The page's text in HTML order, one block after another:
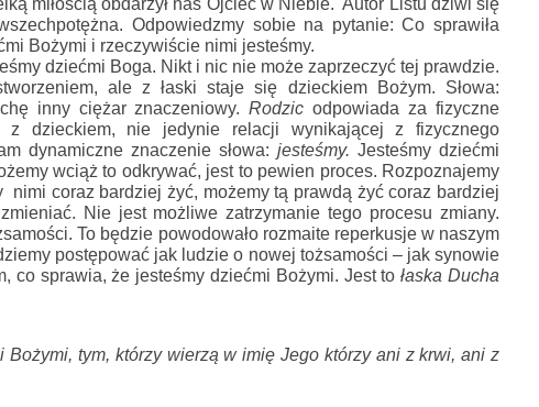
Odpowiedzmy sobie na pytanie: Co sprawiła
Bożymi i rzeczywiście nimi jesteśmy.
inny ciężar znaczeniowy. Rodzic odpowiada za fizyczne
dzieckiem, nie jedynie relacji wynikającej z fizycznego
dynamiczne znaczenie słowa: jesteśmy. Jesteśmy dziećmi
wciąż to odkrywać, jest to pewien proces. Rozpoznajemy
nimi coraz bardziej żyć, możemy tą prawdą żyć coraz bardziej
Nie jest możliwe zatrzymanie tego procesu zmiany.
To będzie powodowało rozmaite reperkusje w naszym
postępować jak ludzie o nowej tożsamości – jak synowie
co sprawia, że jesteśmy dziećmi Bożymi. Jest to łaska Ducha
Bożymi, tym, którzy wierzą w imię Jego którzy ani z krwi, ani z